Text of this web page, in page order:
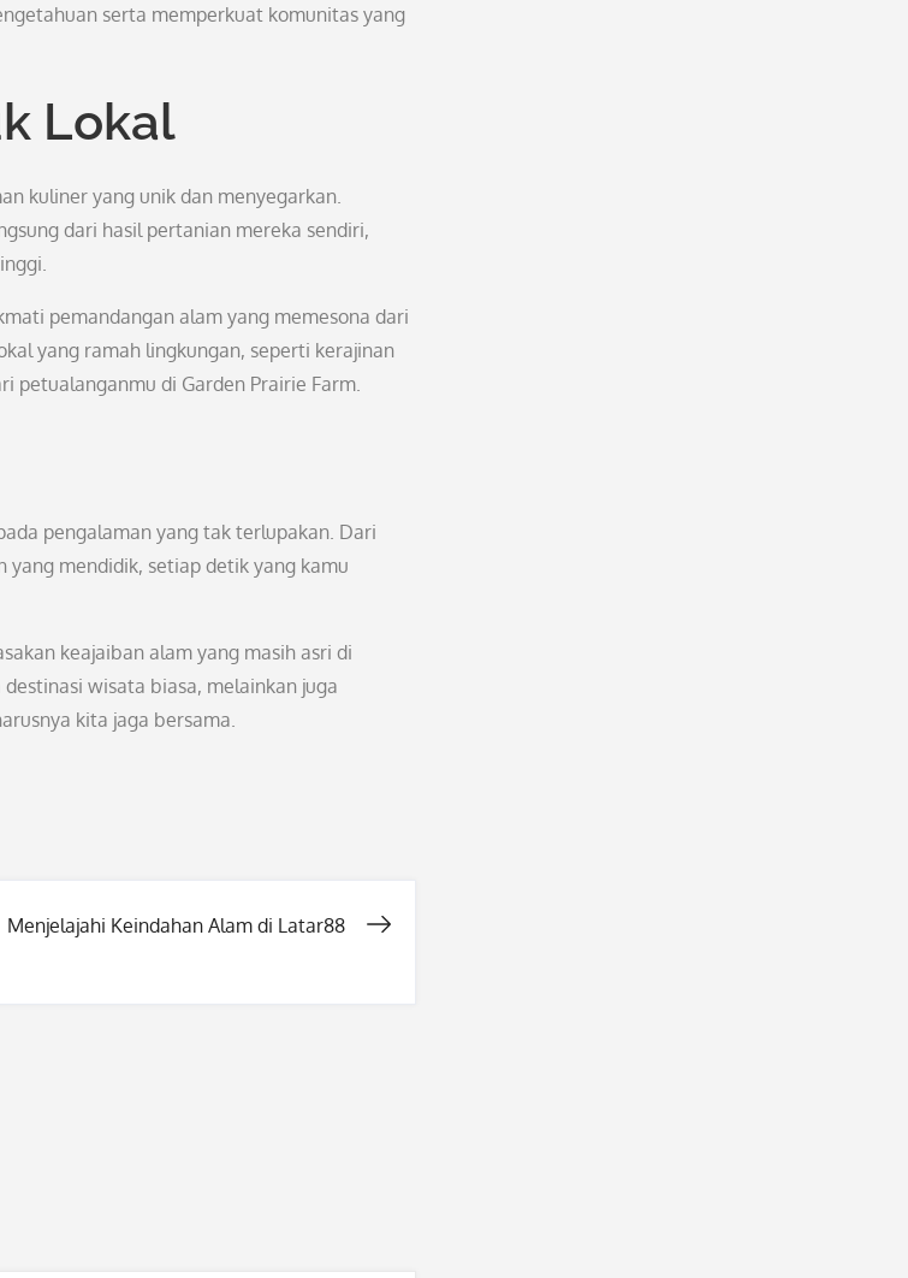
serta memperkuat komunitas yang
Lokal
kuliner yang unik dan menyegarkan.
dari hasil pertanian mereka sendiri,
pemandangan alam yang memesona dari
yang ramah lingkungan, seperti kerajinan
petualanganmu di Garden Prairie Farm.
pengalaman yang tak terlupakan. Dari
mendidik, setiap detik yang kamu
keajaiban alam yang masih asri di
wisata biasa, melainkan juga
kita jaga bersama.
Menjelajahi Keindahan Alam di Latar88